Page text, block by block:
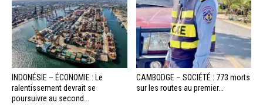
INDONÉSIE – ÉCONOMIE : Le
ralentissement devrait se
poursuivre au second...
CAMBODGE – SOCIÉTÉ : 773 morts
sur les routes au premier...